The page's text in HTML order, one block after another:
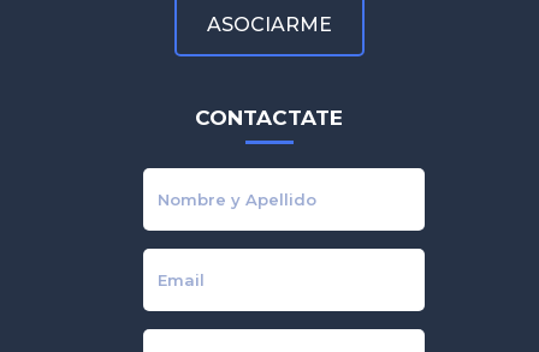
ASOCIARME
CONTACTATE